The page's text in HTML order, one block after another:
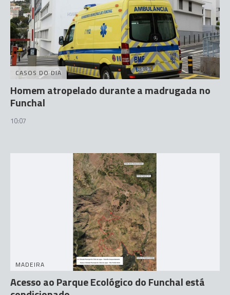
CASOS DO DIA
Homem atropelado durante a madrugada no
Funchal
10:07
MADEIRA
Acesso ao Parque Ecológico do Funchal está